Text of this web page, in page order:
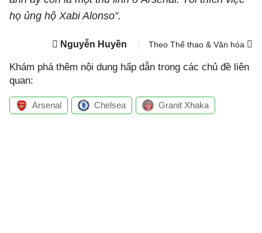
họ ủng hộ Xabi Alonso”.
Nguyễn Huyền Theo Thể thao & Văn hóa
Khám phá thêm nội dung hấp dẫn trong các chủ đề liên
quan:
Arsenal Chelsea Granit Xhaka